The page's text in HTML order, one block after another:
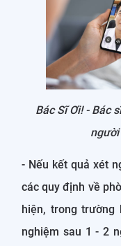
Bác Sĩ Ơi! - Bác
- Nếu kết quả xét
các quy định về
hiện, trong
nghiệm sau 1 - 2